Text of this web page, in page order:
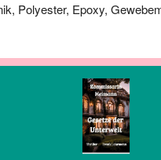
Polyester, Epoxy,